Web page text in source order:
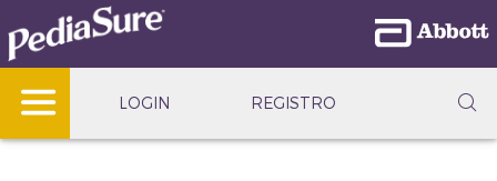
REGISTRO
LOGIN